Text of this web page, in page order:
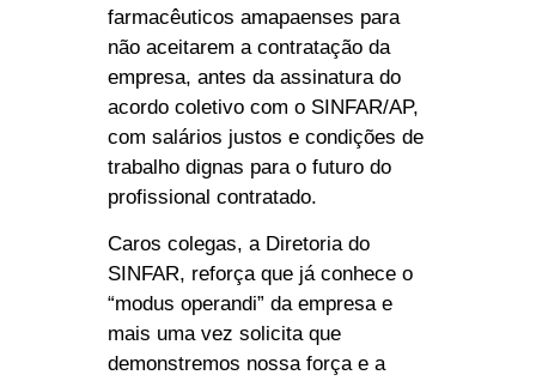
farmacêuticos amapaenses para
não aceitarem a contratação da
empresa, antes da assinatura do
acordo coletivo com o SINFAR/AP,
com salários justos e condições de
trabalho dignas para o futuro do
profissional contratado.
Caros colegas, a Diretoria do
SINFAR, reforça que já conhece o
“modus operandi” da empresa e
mais uma vez solicita que
demonstremos nossa força e a